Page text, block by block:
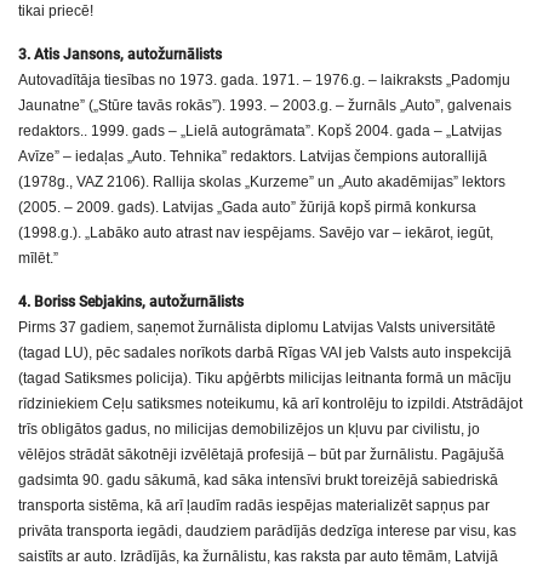
tikai priecē!
3. Atis Jansons, autožurnālists
Autovadītāja tiesības no 1973. gada. 1971. – 1976.g. – laikraksts „Padomju
Jaunatne” („Stūre tavās rokās”). 1993. – 2003.g. – žurnāls „Auto”, galvenais
redaktors.. 1999. gads – „Lielā autogrāmata”. Kopš 2004. gada – „Latvijas
Avīze” – iedaļas „Auto. Tehnika” redaktors. Latvijas čempions autorallijā
(1978g., VAZ 2106). Rallija skolas „Kurzeme” un „Auto akadēmijas” lektors
(2005. – 2009. gads). Latvijas „Gada auto” žūrijā kopš pirmā konkursa
(1998.g.). „Labāko auto atrast nav iespējams. Savējo var – iekārot, iegūt,
mīlēt.”
4. Boriss Sebjakins, autožurnālists
Pirms 37 gadiem, saņemot žurnālista diplomu Latvijas Valsts universitātē
(tagad LU), pēc sadales norīkots darbā Rīgas VAI jeb Valsts auto inspekcijā
(tagad Satiksmes policija). Tiku apģērbts milicijas leitnanta formā un mācīju
rīdziniekiem Ceļu satiksmes noteikumu, kā arī kontrolēju to izpildi. Atstrādājot
trīs obligātos gadus, no milicijas demobilizējos un kļuvu par civilistu, jo
vēlējos strādāt sākotnēji izvēlētajā profesijā – būt par žurnālistu. Pagājušā
gadsimta 90. gadu sākumā, kad sāka intensīvi brukt toreizējā sabiedriskā
transporta sistēma, kā arī ļaudīm radās iespējas materializēt sapņus par
privāta transporta iegādi, daudziem parādījās dedzīga interese par visu, kas
saistīts ar auto. Izrādījās, ka žurnālistu, kas raksta par auto tēmām, Latvijā